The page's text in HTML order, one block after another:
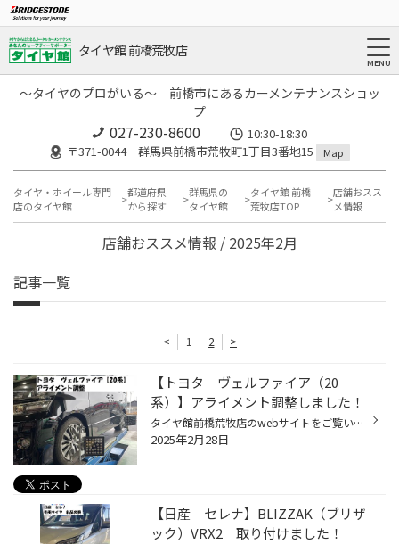
タイヤ館 前橋荒牧店
～タイヤのプロがいる～ 前橋市にあるカーメンテナンスショッ
プ
027-230-8600
10:30-18:30
〒371-0044 群馬県前橋市荒牧町1丁目3番地15
Map
タイヤ・ホイール専門
店のタイヤ館
都道府県
から探す
群馬県の
タイヤ館
タイヤ館 前橋
荒牧店TOP
店舗おスス
メ情報
店舗おススメ情報 / 2025年2月
記事一覧
< 1 2 >
【トヨタ ヴェルファイア（20
系）】アライメント調整しました！
タイヤ館前橋荒牧店のwebサイトをご覧いただきありがとうございます。 今回はトヨタのミニバン 【ヴェルファイア（20系）】のアライメント調整のご紹介です。 先日、タイヤを縁石に乗り上げてしまったとの事でのご依頼です。 クルマの下回りを確認してみたトコロ、特に部品の損傷は見られなかったの...
2025年2月28日
【日産 セレナ】BLIZZAK（ブリザ
ック）VRX2 取り付けました！